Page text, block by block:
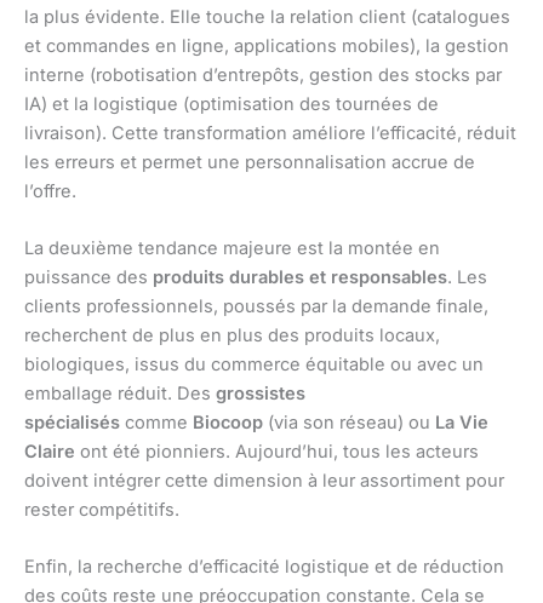
la plus évidente. Elle touche la relation client (catalogues
et commandes en ligne, applications mobiles), la gestion
interne (robotisation d’entrepôts, gestion des stocks par
IA) et la logistique (optimisation des tournées de
livraison). Cette transformation améliore l’efficacité, réduit
les erreurs et permet une personnalisation accrue de
l’offre.
La deuxième tendance majeure est la montée en
puissance des produits durables et responsables. Les
clients professionnels, poussés par la demande finale,
recherchent de plus en plus des produits locaux,
biologiques, issus du commerce équitable ou avec un
emballage réduit. Des grossistes
spécialisés comme Biocoop (via son réseau) ou La Vie
Claire ont été pionniers. Aujourd’hui, tous les acteurs
doivent intégrer cette dimension à leur assortiment pour
rester compétitifs.
Enfin, la recherche d’efficacité logistique et de réduction
des coûts reste une préoccupation constante. Cela se